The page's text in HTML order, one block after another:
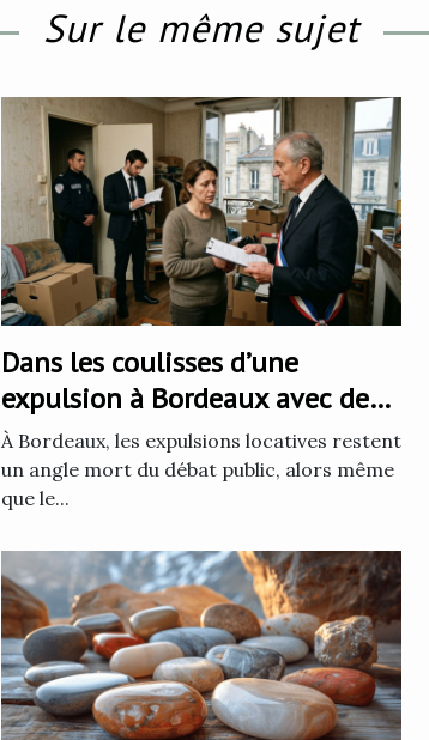
Sur le même sujet
Dans les coulisses d’une
expulsion à Bordeaux avec des
huissiers de justice
À Bordeaux, les expulsions locatives restent
un angle mort du débat public, alors même
que le...